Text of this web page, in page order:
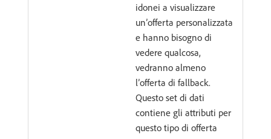
idonei a visualizzare
un’offerta personalizzata
e hanno bisogno di
vedere qualcosa,
vedranno almeno
l’offerta di fallback.
Questo set di dati
contiene gli attributi per
questo tipo di offerta